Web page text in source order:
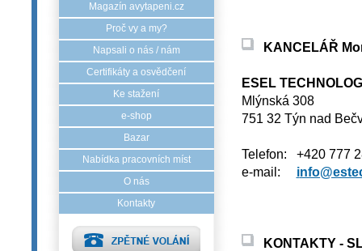
Magazín avytapeni.cz
Proč vy a my?
Napsali o nás / nám
Certifikáty a osvědčení
Ke stažení
e-shop
Bazar
Nabídka pracovních míst
O nás
Kontakty
KANCELÁŘ
ESEL
Mlýnská 308
751 32 Týn nad
Telefon: +420 777
e-mail: i
KONTAKTY -